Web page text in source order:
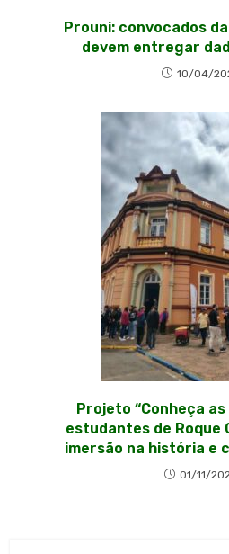
Prouni: convocados
devem entregar
10/04/
Projeto “Conheça as
estudantes de Roque
imersão na história e
01/11/